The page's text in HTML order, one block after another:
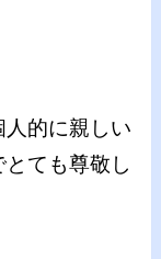
的に親しい
ても尊敬し